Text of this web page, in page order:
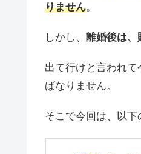
りません。
しかし、 離婚後は、
出て行けと言われ
ばなりません。
そこで今回は、以下